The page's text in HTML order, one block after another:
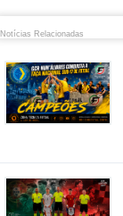
Notícias Relacionadas